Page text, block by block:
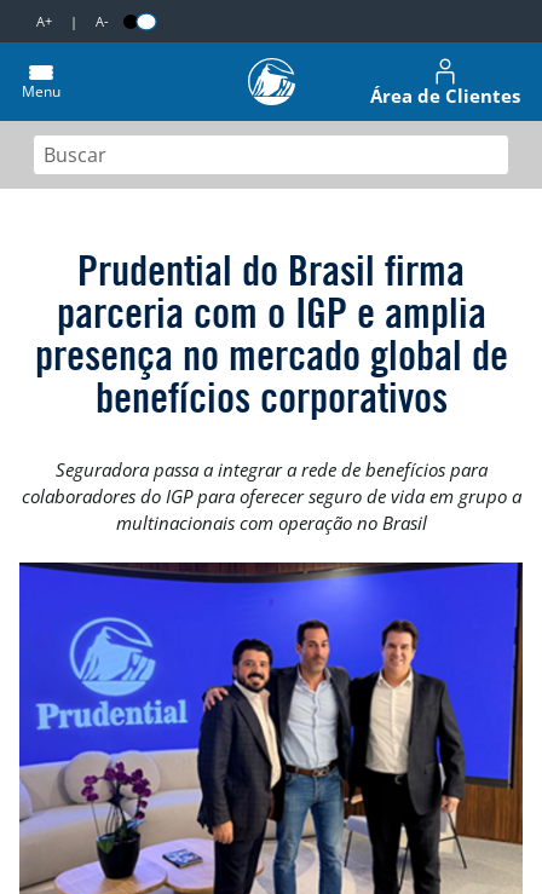
A+ | A-
Menu Área de Clientes
Prudential do Brasil firma
parceria com o IGP e amplia
presença no mercado global de
benefícios corporativos
Seguradora passa a integrar a rede de benefícios para
colaboradores do IGP para oferecer seguro de vida em grupo a
multinacionais com operação no Brasil